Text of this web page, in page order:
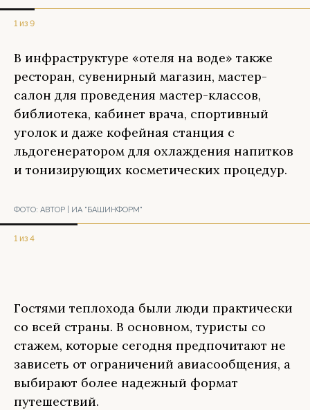
1 из 9
В инфраструктуре «отеля на воде» также
ресторан, сувенирный магазин, мастер-
салон для проведения мастер-классов,
библиотека, кабинет врача, спортивный
уголок и даже кофейная станция с
льдогенератором для охлаждения напитков
и тонизирующих косметических процедур.
ФОТО: АВТОР | ИА "БАШИНФОРМ"
1 из 4
Гостями теплохода были люди практически
со всей страны. В основном, туристы со
стажем, которые сегодня предпочитают не
зависеть от ограничений авиасообщения, а
выбирают более надежный формат
путешествий.